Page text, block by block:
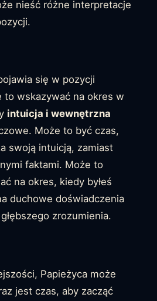
nieść różne interpretacje
się w pozycji
to wskazywać na okres w
intuicja i wewnętrzna
Może to być czas,
swoją intuicją, zamiast
faktami. Może to
na okres, kiedy byłeś
duchowe doświadczenia
zrozumienia.
Papieżyca może
jest czas, aby zacząć